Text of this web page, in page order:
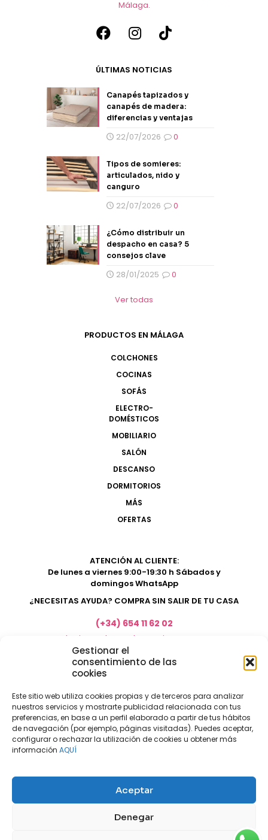
Gestionar el
consentimiento de las
cookies
Este sitio web utiliza cookies propias y de terceros para analizar
nuestros servicios y mostrarte publicidad relacionada con tus
preferencias, en base a un perfil elaborado a partir de tus hábitos
de navegación (por ejemplo, páginas visitadas). Puedes aceptar,
configurar o rechazar la utilización de cookies u obtener más
información AQUÍ
Aceptar
Denegar
Málaga.
ÚLTIMAS NOTICIAS
Canapés tapizados y
canapés de madera:
diferencias y ventajas
22/07/2026 0
Tipos de somieres:
articulados, nido y
canguro
22/07/2026 0
¿Cómo distribuir un
despacho en casa? 5
consejos clave
28/01/2025 0
Ver todas
PRODUCTOS EN MÁLAGA
COLCHONES
COCINAS
SOFÁS
ELECTRO-
DOMÉSTICOS
MOBILIARIO
SALÓN
DESCANSO
DORMITORIOS
MÁS
OFERTAS
ATENCIÓN AL CLIENTE:
De lunes a viernes 9:00-19:30 h Sábados y
domingos WhatsApp
¿NECESITAS AYUDA? COMPRA SIN SALIR DE TU CASA
(+34) 654 11 62 02
marketing@electrodomesticosacosta.es
Tienda de muebles en Fuengirola
Tienda de muebles en Torremolinos
Tienda de muebles en Benalmádena
Tienda de muebles en el Rincón de la Victoria
Tienda de electrodomésticos en Málaga
Tienda de muebles en Cártama
Nuestras tiendas físicas